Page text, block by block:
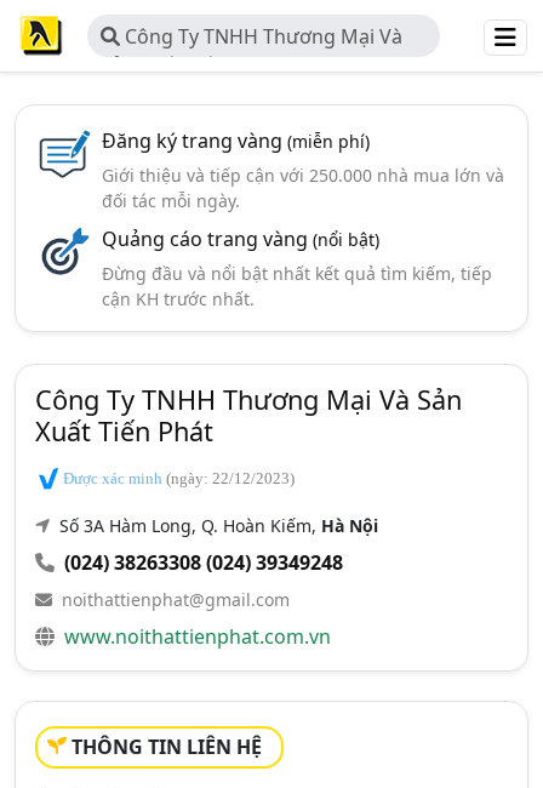
Công Ty TNHH Thương Mại Và
Sản Xuất Tiến Phát
Đăng ký trang vàng (miễn phí)
Giới thiệu và tiếp cận với 250.000 nhà mua lớn và
đối tác mỗi ngày.
Quảng cáo trang vàng (nổi bật)
Đừng đầu và nổi bật nhất kết quả tìm kiếm, tiếp
cận KH trước nhất.
Công Ty TNHH Thương Mại Và Sản
Xuất Tiến Phát
Được xác minh (ngày: 22/12/2023)
Số 3A Hàm Long, Q. Hoàn Kiếm, Hà Nội
(024) 38263308(024) 39349248
noithattienphat@gmail.com
www.noithattienphat.com.vn
THÔNG TIN LIÊN HỆ